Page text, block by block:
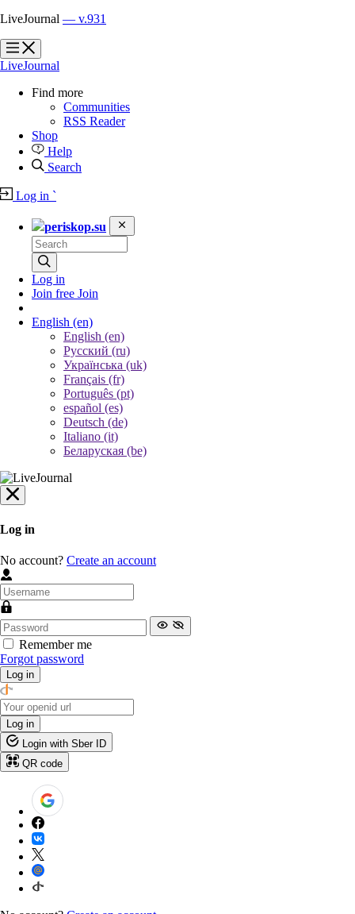
LiveJournal — v.931
?
?
LiveJournal
Find more
Communities
RSS Reader
Shop
Help
Search
Log in `
periskop.su
Log in
Join free Join
English (en)
English (en)
Русский (ru)
Українська (uk)
Français (fr)
Português (pt)
español (es)
Deutsch (de)
Italiano (it)
Беларуская (be)
Log in
No account? Create an account
Remember me
Forgot password
Log in
Log in
Login with Sber ID
QR code